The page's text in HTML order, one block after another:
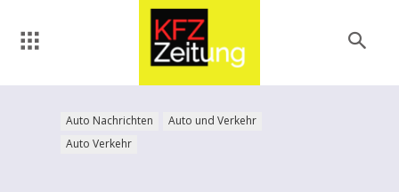
Auto Nachrichten
Auto und Verkehr
Auto Verkehr